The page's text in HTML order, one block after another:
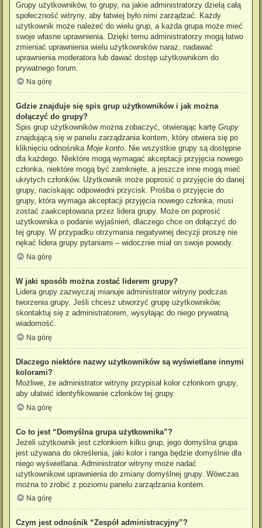
Grupy użytkowników, to grupy, na jakie administratorzy dzielą całą
społeczność witryny, aby łatwiej było nimi zarządzać. Każdy
użytkownik może należeć do wielu grup, a każda grupa może mieć
swoje własne uprawnienia. Dzięki temu administratorzy mogą łatwo
zmieniać uprawnienia wielu użytkowników naraz, nadawać
uprawnienia moderatora lub dawać dostęp użytkownikom do
prywatnego forum.
Na górę
Gdzie znajduje się spis grup użytkowników i jak można
dołączyć do grupy?
Spis grup użytkowników można zobaczyć, otwierając kartę Grupy
znajdującą się w panelu zarządzania kontem, który otwiera się po
kliknięciu odnośnika Moje konto. Nie wszystkie grupy są dostępne
dla każdego. Niektóre mogą wymagać akceptacji przyjęcia nowego
członka, niektóre mogą być zamknięte, a jeszcze inne mogą mieć
ukrytych członków. Użytkownik może poprosić o przyjęcie do danej
grupy, naciskając odpowiedni przycisk. Prośba o przyjęcie do
grupy, która wymaga akceptacji przyjęcia nowego członka, musi
zostać zaakceptowana przez lidera grupy. Może on poprosić
użytkownika o podanie wyjaśnień, dlaczego chce on dołączyć do
tej grupy. W przypadku otrzymania negatywnej decyzji proszę nie
nękać lidera grupy pytaniami – widocznie miał on swoje powody.
Na górę
W jaki sposób można zostać liderem grupy?
Lidera grupy zazwyczaj mianuje administrator witryny podczas
tworzenia grupy. Jeśli chcesz utworzyć grupę użytkowników,
skontaktuj się z administratorem, wysyłając do niego prywatną
wiadomość.
Na górę
Dlaczego niektóre nazwy użytkowników są wyświetlane innymi
kolorami?
Możliwe, że administrator witryny przypisał kolor członkom grupy,
aby ułatwić identyfikowanie członków tej grupy.
Na górę
Co to jest “Domyślna grupa użytkownika”?
Jeżeli użytkownik jest członkiem kilku grup, jego domyślna grupa
jest używana do określenia, jaki kolor i ranga będzie domyślnie dla
niego wyświetlana. Administrator witryny może nadać
użytkownikowi uprawnienia do zmiany domyślnej grupy. Wówczas
można to zrobić z poziomu panelu zarządzania kontem.
Na górę
Czym jest odnośnik “Zespół administracyjny”?